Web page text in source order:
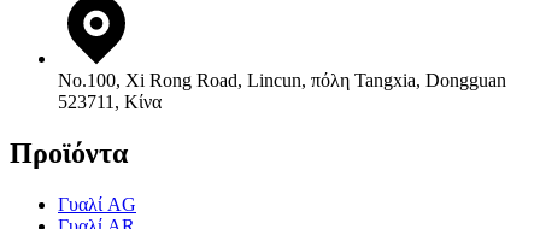
No.100, Xi Rong Road, Lincun, πόλη Tangxia, Dongguan
523711, Κίνα
Προϊόντα
Γυαλί AG